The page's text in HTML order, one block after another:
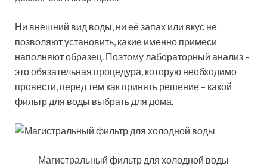
Ни внешний вид воды, ни её запах или вкус не
позволяют установить, какие именно примеси
наполняют образец. Поэтому лабораторный анализ –
это обязательная процедура, которую необходимо
провести, перед тем как принять решение – какой
фильтр для воды выбрать для дома.
Магистральный фильтр для холодной воды